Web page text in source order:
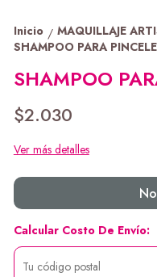
Inicio / MAQUILLAJE
SHAMPOO PARA
SHAMPOO
$2.030
Ver más detalles
Calcular Costo De Envío: